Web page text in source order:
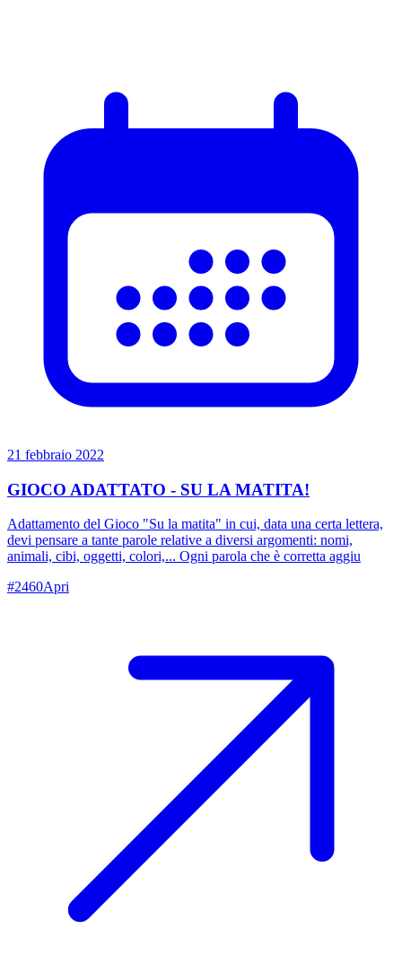
21 febbraio 2022
GIOCO ADATTATO - SU LA MATITA!
Adattamento del Gioco "Su la matita" in cui, data una certa lettera,
devi pensare a tante parole relative a diversi argomenti: nomi,
animali, cibi, oggetti, colori,... Ogni parola che è corretta aggiu
#2460Apri